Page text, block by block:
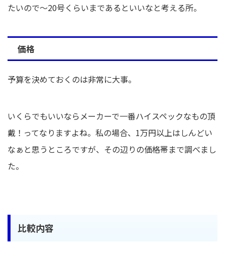
たいので～20号くらいまであるといいなと考える所。
価格
予算を決めておくのは非常に大事。
いくらでもいいならメーカーで一番ハイスペックなもの頂
戴！ってなりますよね。私の場合、1万円以上はしんどい
なぁと思うところですが、その辺りの価格帯まで調べまし
た。
比較内容